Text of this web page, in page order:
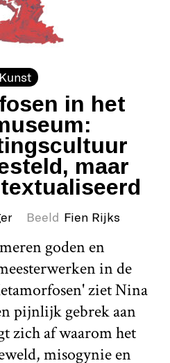
Kunst
in het
maar
Beeld Fien Rijks
goden en
in de
ziet Nina
pijnlijk gebrek aan
zich af waarom het
misogynie en